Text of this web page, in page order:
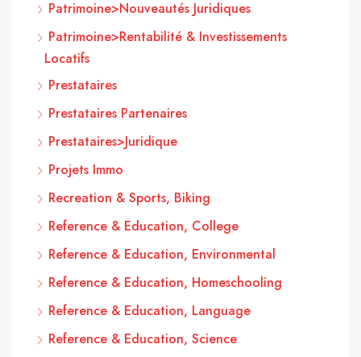
Patrimoine>Nouveautés Juridiques
Patrimoine>Rentabilité & Investissements
Locatifs
Prestataires
Prestataires Partenaires
Prestataires>Juridique
Projets Immo
Recreation & Sports, Biking
Reference & Education, College
Reference & Education, Environmental
Reference & Education, Homeschooling
Reference & Education, Language
Reference & Education, Science